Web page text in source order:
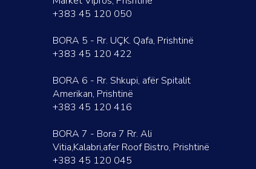
+383 45 120 050
BORA 5 - Rr. UÇK. Qafa, Prishtinë
+383 45 120 422
BORA 6 - Rr. Shkupi, afër Spitalit
Amerikan, Prishtinë
+383 45 120 416
BORA 7 - Bora 7 Rr. Ali
Vitia,Kalabri,afer Roof Bistro, Prishtinë
+383 45 120 045